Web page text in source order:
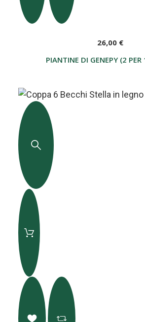
PIANTINE DI GENEPY (2
26,00 €